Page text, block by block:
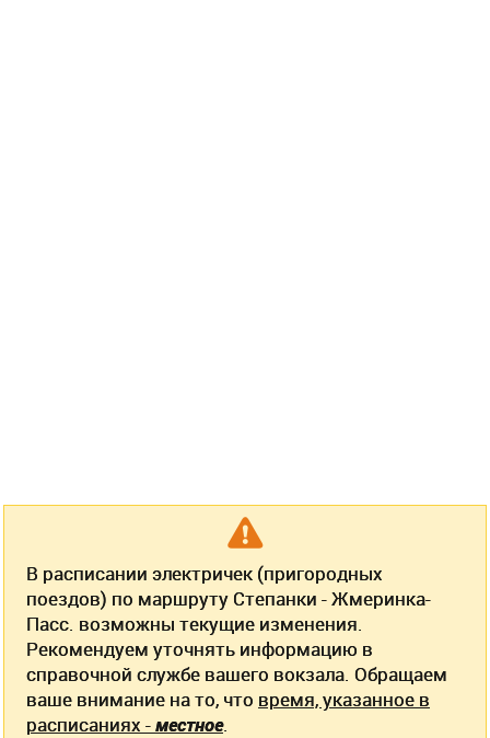
В расписании электричек (пригородных
поездов) по маршруту Степанки - Жмеринка-
Пасс. возможны текущие изменения.
Рекомендуем уточнять информацию в
справочной службе вашего вокзала. Обращаем
ваше внимание на то, что время, указанное в
расписаниях -местное.